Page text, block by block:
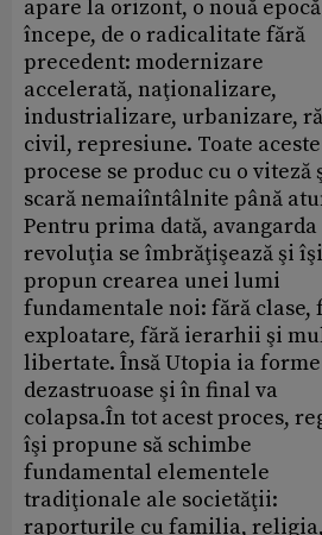
apare la orizont, o nouă epocă
începe, de o radicalitate fără
precedent: modernizare
accelerată, naţionalizare,
industrializare, urbanizare,
civil, represiune. Toate aceste
procese se produc cu o viteză
scară nemaiîntâlnite până
Pentru prima dată, avangarda
revoluţia se îmbrăţişează şi îşi
propun crearea unei lumi
fundamentale noi: fără clase,
exploatare, fără ierarhii şi
libertate. Însă Utopia ia forme
dezastruoase şi în final va
colapsa.În tot acest proces,
îşi propune să schimbe
fundamental elementele
tradiţionale ale societăţii:
raporturile cu familia, religia,